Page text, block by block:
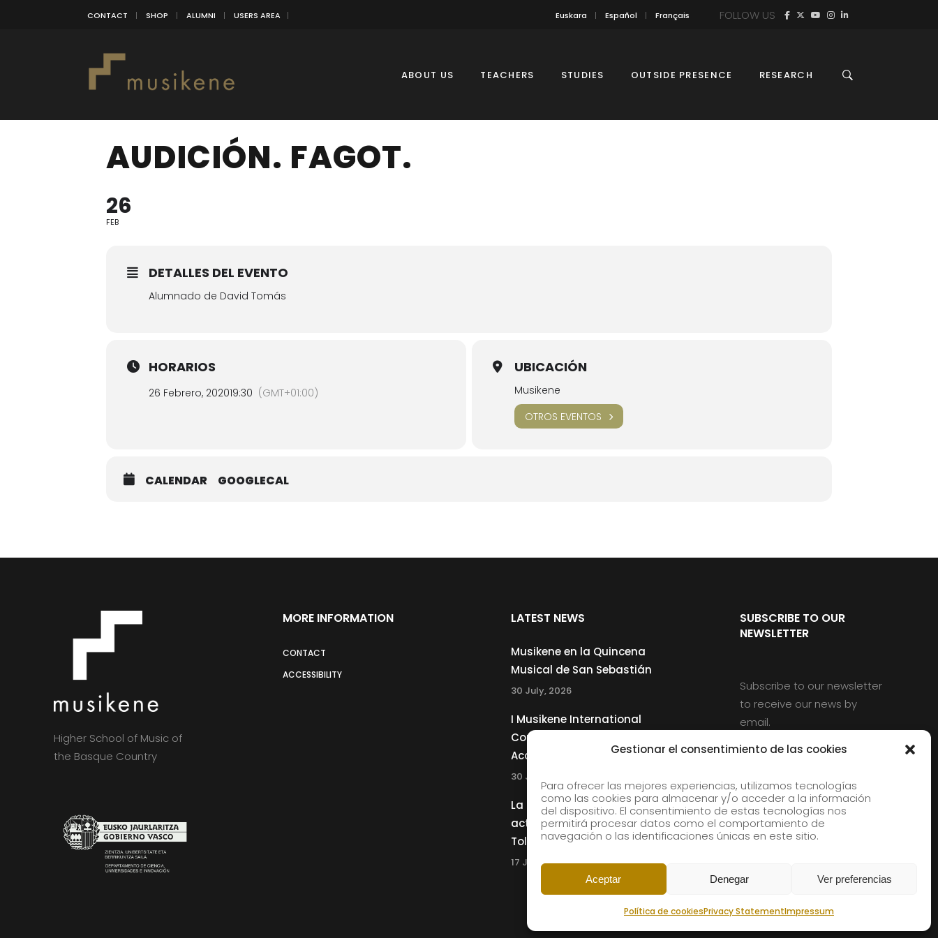
Gestionar el consentimiento de las cookies
Para ofrecer las mejores experiencias, utilizamos tecnologías
como las cookies para almacenar y/o acceder a la información
del dispositivo. El consentimiento de estas tecnologías nos
permitirá procesar datos como el comportamiento de
navegación o las identificaciones únicas en este sitio.
Aceptar Denegar Ver preferencias
Política de cookiesPrivacy StatementImpressum
CONTACT SHOP ALUMNI USERS AREA Euskara Español Français FOLLOW US
ABOUT US TEACHERS STUDIES OUTSIDE PRESENCE RESEARCH
AUDICIÓN. FAGOT.
26
FEB
DETALLES DEL EVENTO
Alumnado de David Tomás
HORARIOS
26 Febrero, 202019:30 (GMT+01:00)
UBICACIÓN
Musikene
OTROS EVENTOS
CALENDAR GOOGLECAL
Higher School of Music of
the Basque Country
MORE INFORMATION
CONTACT
ACCESSIBILITY
LATEST NEWS
Musikene en la Quincena
Musical de San Sebastián
30 July, 2026
I Musikene International
Competition for Young
Accordionists
30 July, 2026
La Musikene Big Band
actuará junto a Charles
Tolliver en el 61 Jazzaldia
17 July, 2026
SUBSCRIBE TO OUR
NEWSLETTER
Subscribe to our newsletter
to receive our news by
email.